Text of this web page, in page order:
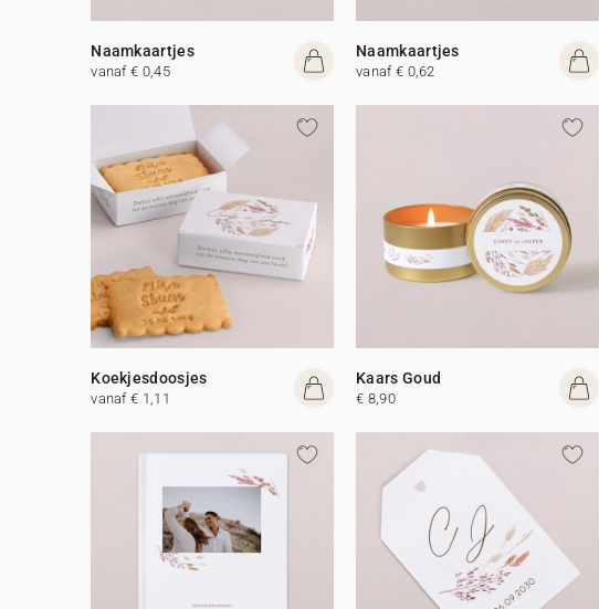
Naamkaartjes
vanaf € 0,45
Naamkaartjes
vanaf € 0,62
Koekjesdoosjes
vanaf € 1,11
Kaars Goud
€ 8,90